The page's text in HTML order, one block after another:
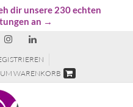
dir unsere 230 echten
an →
WARENKORB